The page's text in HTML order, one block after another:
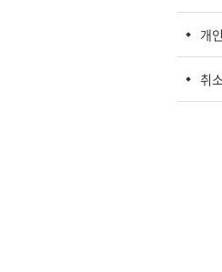
개
취